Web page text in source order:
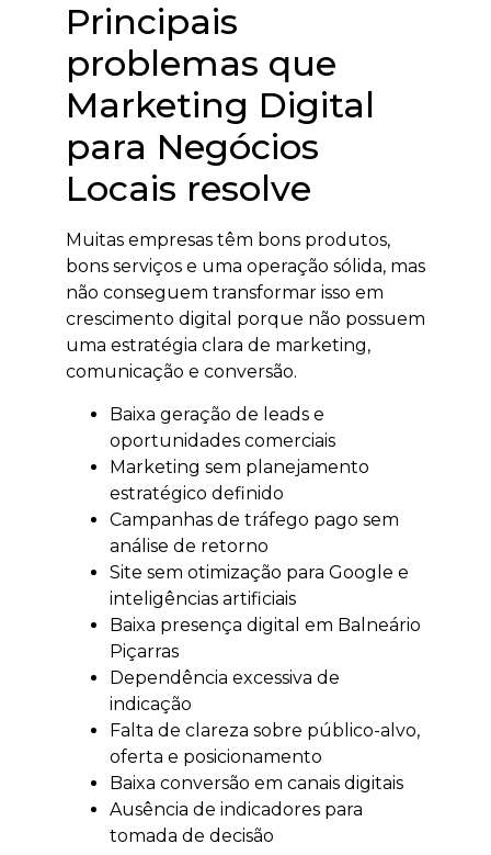
Principais
problemas que
Marketing Digital
para Negócios
Locais resolve
Muitas empresas têm bons produtos,
bons serviços e uma operação sólida, mas
não conseguem transformar isso em
crescimento digital porque não possuem
uma estratégia clara de marketing,
comunicação e conversão.
Baixa geração de leads e
oportunidades comerciais
Marketing sem planejamento
estratégico definido
Campanhas de tráfego pago sem
análise de retorno
Site sem otimização para Google e
inteligências artificiais
Baixa presença digital em Balneário
Piçarras
Dependência excessiva de
indicação
Falta de clareza sobre público-alvo,
oferta e posicionamento
Baixa conversão em canais digitais
Ausência de indicadores para
tomada de decisão